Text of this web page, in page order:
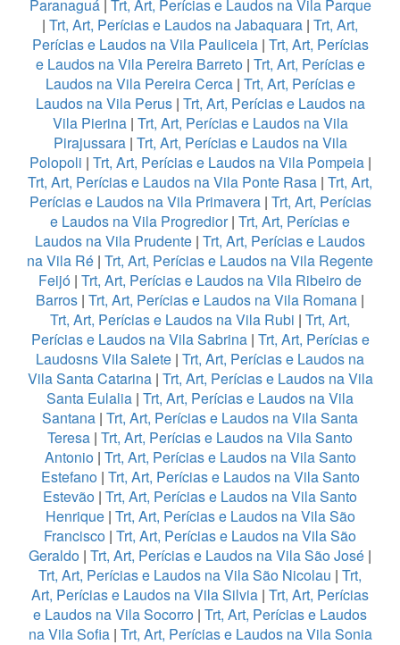
Paranaguá| Trt, Art, Perícias e Laudos na Vila Parque
| Trt, Art, Perícias e Laudos na Jabaquara | Trt, Art,
Perícias e Laudos na Vila Pauliceia| Trt, Art, Perícias
e Laudos na Vila Pereira Barreto| Trt, Art, Perícias e
Laudos na Vila Pereira Cerca| Trt, Art, Perícias e
Laudos na Vila Perus| Trt, Art, Perícias e Laudos na
Vila Pierina| Trt, Art, Perícias e Laudos na Vila
Pirajussara| Trt, Art, Perícias e Laudos na Vila
Polopoli | Trt, Art, Perícias e Laudos na Vila Pompeia|
Trt, Art, Perícias e Laudos na Vila Ponte Rasa | Trt, Art,
Perícias e Laudos na Vila Primavera| Trt, Art, Perícias
e Laudos na Vila Progredior| Trt, Art, Perícias e
Laudos na Vila Prudente | Trt, Art, Perícias e Laudos
na Vila Ré | Trt, Art, Perícias e Laudos na Vila Regente
Feijó | Trt, Art, Perícias e Laudos na Vila Ribeiro de
Barros | Trt, Art, Perícias e Laudos na Vila Romana |
Trt, Art, Perícias e Laudos na Vila Rubi | Trt, Art,
Perícias e Laudos na Vila Sabrina| Trt, Art, Perícias e
Laudosns Vila Salete | Trt, Art, Perícias e Laudos na
Vila Santa Catarina| Trt, Art, Perícias e Laudos na Vila
Santa Eulalia | Trt, Art, Perícias e Laudos na Vila
Santana | Trt, Art, Perícias e Laudos na Vila Santa
Teresa | Trt, Art, Perícias e Laudos na Vila Santo
Antonio| Trt, Art, Perícias e Laudos na Vila Santo
Estefano| Trt, Art, Perícias e Laudos na Vila Santo
Estevão | Trt, Art, Perícias e Laudos na Vila Santo
Henrique| Trt, Art, Perícias e Laudos na Vila São
Francisco | Trt, Art, Perícias e Laudos na Vila São
Geraldo | Trt, Art, Perícias e Laudos na Vila São José |
Trt, Art, Perícias e Laudos na Vila São Nicolau | Trt,
Art, Perícias e Laudos na Vila Silvia | Trt, Art, Perícias
e Laudos na Vila Socorro | Trt, Art, Perícias e Laudos
na Vila Sofia| Trt, Art, Perícias e Laudos na Vila Sonia